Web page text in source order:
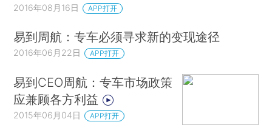
2016年08月16日 APP打开
易到周航：专车必须寻求新的变现途径
2016年06月22日 APP打开
易到CEO周航：专车市场政策
应兼顾各方利益
2015年06月04日 APP打开